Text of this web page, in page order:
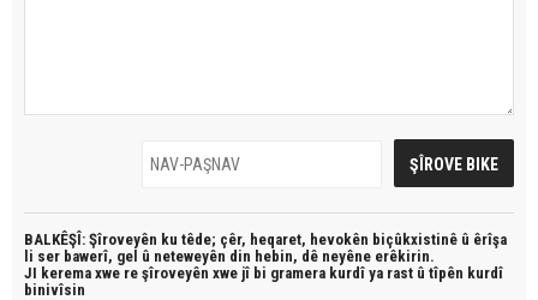
BALKÊŞÎ: Şîroveyên ku têde; çêr, heqaret, hevokên biçûkxistinê û êrîşa
li ser bawerî, gel û neteweyên din hebin, dê neyêne erêkirin.
JI kerema xwe re şîroveyên xwe jî bi gramera kurdî ya rast û tîpên kurdî
binivîsin